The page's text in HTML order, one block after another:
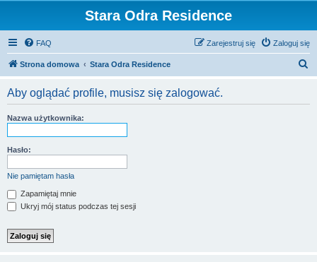
Stara Odra Residence
FAQ Zaloguj się
Zarejestruj się
Strona domowa Stara Odra Residence
Aby oglądać profile, musisz się zalogować.
Nazwa użytkownika:
Hasło:
Nie pamiętam hasła
Zapamiętaj mnie
Ukryj mój status podczas tej sesji